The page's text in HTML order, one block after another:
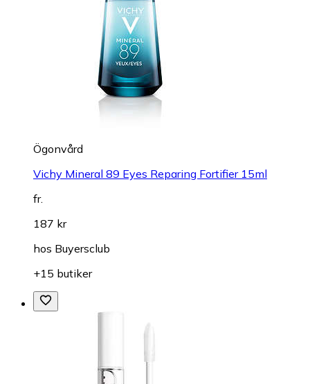
Ögonvård
Vichy Mineral 89 Eyes Reparing Fortifier 15ml
fr.
187 kr
hos Buyersclub
+15 butiker